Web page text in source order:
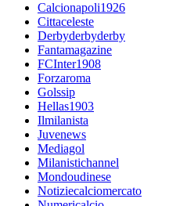
Calcionapoli1926
Cittaceleste
Derbyderbyderby
Fantamagazine
FCInter1908
Forzaroma
Golssip
Hellas1903
Ilmilanista
Juvenews
Mediagol
Milanistichannel
Mondoudinese
Notiziecalciomercato